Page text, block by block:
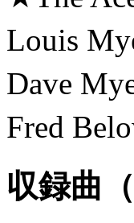
Louis
Dave
Fred
収録曲